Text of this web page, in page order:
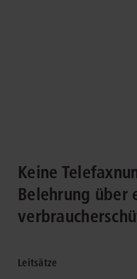
Keine
Belehrung über
Leitsätze